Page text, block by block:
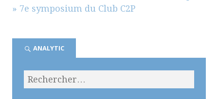
» 7e symposium du Club C2P
ANALYTIC